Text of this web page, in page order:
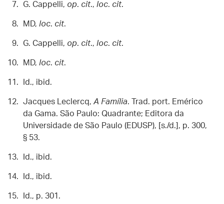
G. Cappelli, op. cit., loc. cit.
MD, loc. cit.
G. Cappelli, op. cit., loc. cit.
MD, loc. cit.
Id., ibid.
Jacques Leclercq, A Família. Trad. port. Emérico
da Gama. São Paulo: Quadrante; Editora da
Universidade de São Paulo (EDUSP), [s./d.], p. 300,
§ 53.
Id., ibid.
Id., ibid.
Id., p. 301.